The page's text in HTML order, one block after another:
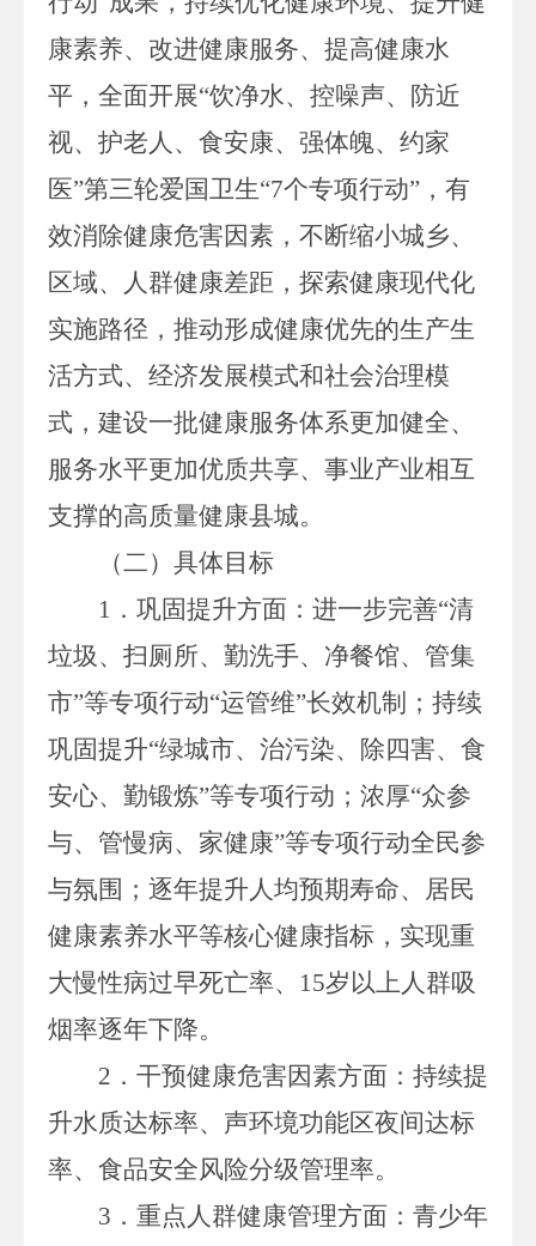
康素养、改进健康服务、提高健康水
平， 全面开展“饮净水、控噪声、防近
视、护老人、食安康、强体魄、约家
医”第三轮爱国卫生“7个专项行动” ， 有
效消除健康危害因素，不断缩小城乡、
区域、人群健康差距，探索健康现代化
实施路径，推动形成健康优先的生产生
活方式、经济发展模式和社会治理模
式，建设一批健康服务体系更加健全、
服务水平更加优质共享、事业产业相互
支撑的高质量健康县城。
（二）具体目标
1 ． 巩固提升方面：进一步完善“清
垃圾、扫厕所、勤洗手、净餐馆、管集
市”等专项行动“运管维”长效机制；持续
巩固提升“绿城市、治污染、除四害、食
安心、勤锻炼”等专项行动；浓厚“众参
与、管慢病、家健康”等专项行动全民参
与氛围；逐年提升人均预期寿命、居民
健康素养水平等核心健康指标，实现重
大慢性病过早死亡率、 15岁以上人群吸
烟率逐年下降。
2 ． 干预健康危害因素方面：持续提
升水质达标率、声环境功能区夜间达标
率、食品安全风险分级管理率。
3 ． 重点人群健康管理方面：青少年